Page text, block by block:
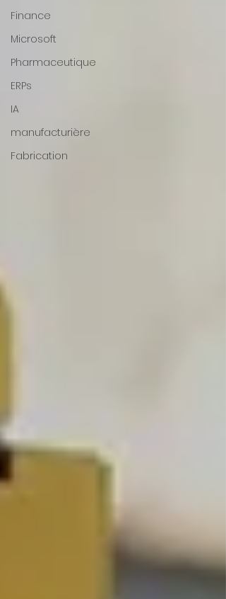
Finance
Microsoft
Pharmaceutique
ERPs
IA
manufacturière
Fabrication